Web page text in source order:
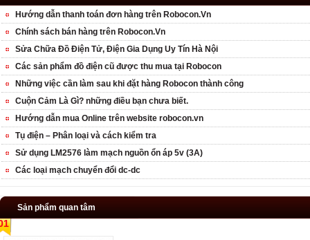
Hướng dẫn thanh toán đơn hàng trên Robocon.Vn
Chính sách bán hàng trên Robocon.Vn
Sửa Chữa Đồ Điện Tử, Điện Gia Dụng Uy Tín Hà Nội
Các sản phẩm đồ điện cũ được thu mua tại Robocon
Những việc cần làm sau khi đặt hàng Robocon thành công
Cuộn Cảm Là Gì? những điều bạn chưa biết.
Hướng dẫn mua Online trên website robocon.vn
Tụ điện – Phân loại và cách kiểm tra
Sử dụng LM2576 làm mạch nguồn ổn áp 5v (3A)
Các loại mạch chuyển đổi dc-dc
Sản phẩm quan tâm